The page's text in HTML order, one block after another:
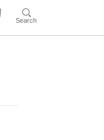
Search